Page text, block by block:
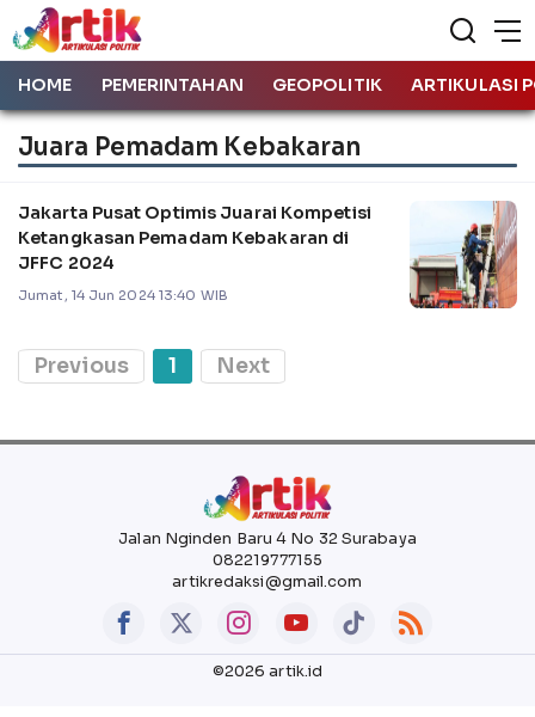
HOME PEMERINTAHAN GEOPOLITIK ARTIKULASI
Juara Pemadam Kebakaran
Jakarta Pusat Optimis Juarai Kompetisi
Ketangkasan Pemadam Kebakaran di
JFFC 2024
Jumat, 14 Jun 2024 13:40 WIB
Previous 1 Next
Jalan Nginden Baru 4 No 32 Surabaya
082219777155
artikredaksi@gmail.com
©2026 artik.id